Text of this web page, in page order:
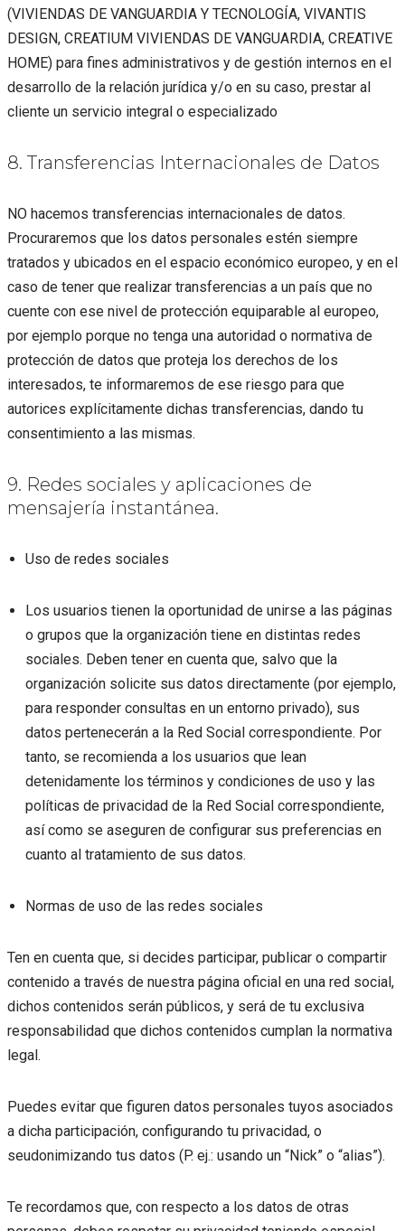
(VIVIENDAS DE VANGUARDIA Y TECNOLOGÍA, VIVANTIS
DESIGN, CREATIUM VIVIENDAS DE VANGUARDIA, CREATIVE
HOME) para fines administrativos y de gestión internos en el
desarrollo de la relación jurídica y/o en su caso, prestar al
cliente un servicio integral o especializado
8. Transferencias Internacionales de Datos
NO hacemos transferencias internacionales de datos.
Procuraremos que los datos personales estén siempre
tratados y ubicados en el espacio económico europeo, y en el
caso de tener que realizar transferencias a un país que no
cuente con ese nivel de protección equiparable al europeo,
por ejemplo porque no tenga una autoridad o normativa de
protección de datos que proteja los derechos de los
interesados, te informaremos de ese riesgo para que
autorices explícitamente dichas transferencias, dando tu
consentimiento a las mismas.
9. Redes sociales y aplicaciones de
mensajería instantánea.
Uso de redes sociales
Los usuarios tienen la oportunidad de unirse a las páginas
o grupos que la organización tiene en distintas redes
sociales. Deben tener en cuenta que, salvo que la
organización solicite sus datos directamente (por ejemplo,
para responder consultas en un entorno privado), sus
datos pertenecerán a la Red Social correspondiente. Por
tanto, se recomienda a los usuarios que lean
detenidamente los términos y condiciones de uso y las
políticas de privacidad de la Red Social correspondiente,
así como se aseguren de configurar sus preferencias en
cuanto al tratamiento de sus datos.
Normas de uso de las redes sociales
Ten en cuenta que, si decides participar, publicar o compartir
contenido a través de nuestra página oficial en una red social,
dichos contenidos serán públicos, y será de tu exclusiva
responsabilidad que dichos contenidos cumplan la normativa
legal.
Puedes evitar que figuren datos personales tuyos asociados
a dicha participación, configurando tu privacidad, o
seudonimizando tus datos (P. ej.: usando un “Nick” o “alias”).
Te recordamos que, con respecto a los datos de otras